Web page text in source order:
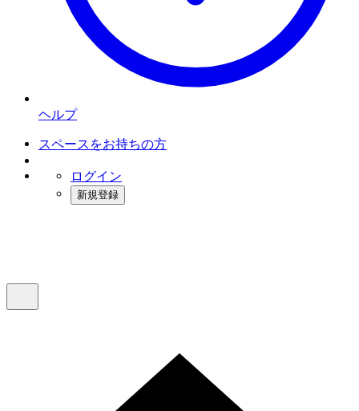
ヘルプ
スペースをお持ちの方
ログイン
新規登録